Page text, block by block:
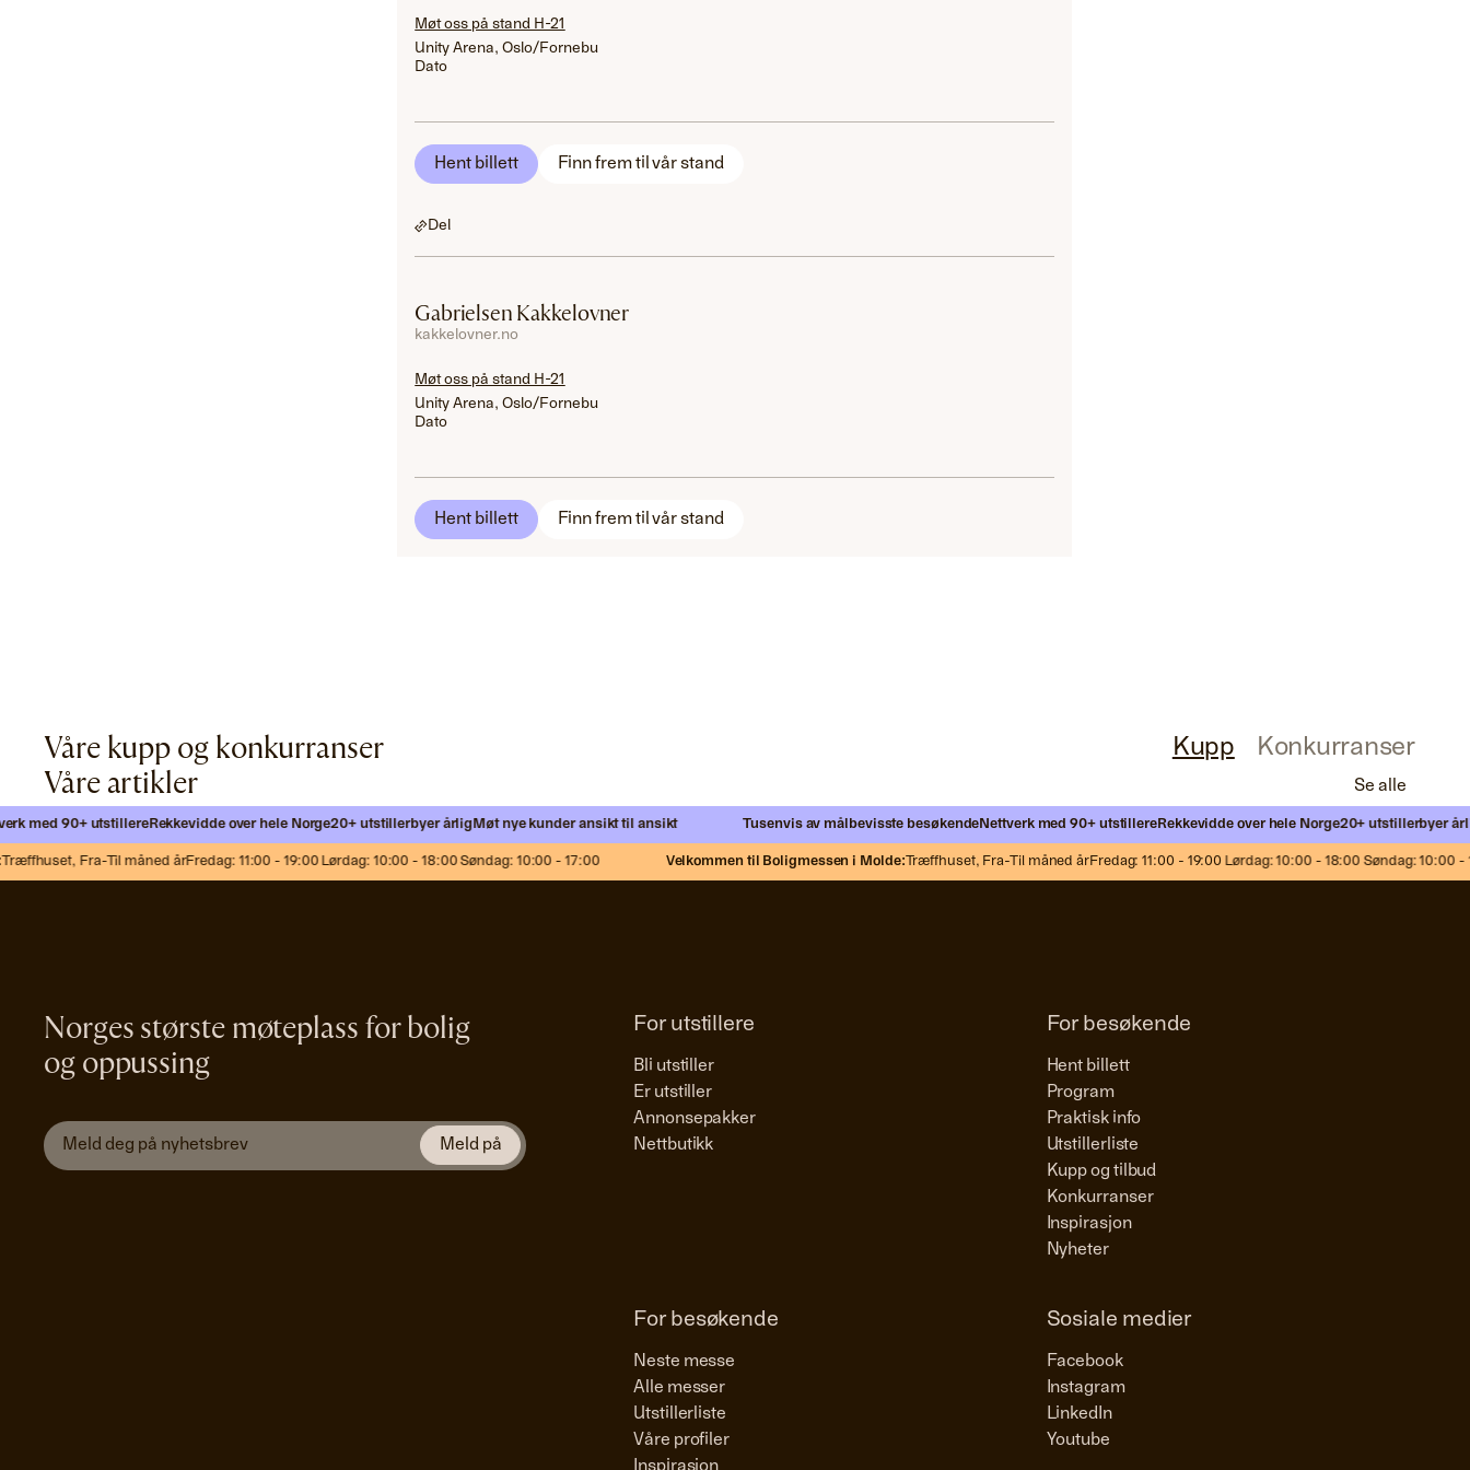
Møt oss på stand H-21
Unity Arena, Oslo/Fornebu
Dato
Hent billett Finn frem til vår stand
Del
Gabrielsen Kakkelovner
kakkelovner.no
Møt oss på stand H-21
Unity Arena, Oslo/Fornebu
Dato
Hent billett Finn frem til vår stand
Våre kupp og konkurranser Kupp Konkurranser
Våre artikler Se alle
med 90+ utstillereRekkevidde over hele Norge20+ utstillerbyer årligMøt nye kunder ansikt til ansikt Tusenvis av målbevisste besøkendeNettverk med 90+ utstillereRekkevidde over hele Norge20+ utstillerbyer årlig
Fra-Til måned årFredag: 11:00 - 19:00 Lørdag: 10:00 - 18:00 Søndag: 10:00 - 17:00 Velkommen til Boligmessen i Molde:Træffhuset,Fra-Til måned årFredag: 11:00 - 19:00 Lørdag: 10:00 - 18:00 Søndag: 10:00 -
Norges største møteplass for bolig
og oppussing
For utstillere
Bli utstiller
Er utstiller
Annonsepakker
Nettbutikk
For besøkende
Hent billett
Program
Praktisk info
Utstillerliste
Kupp og tilbud
Konkurranser
Inspirasjon
Nyheter
For besøkende
Neste messe
Alle messer
Utstillerliste
Våre profiler
Inspirasjon
Sosiale medier
Facebook
Instagram
LinkedIn
Youtube